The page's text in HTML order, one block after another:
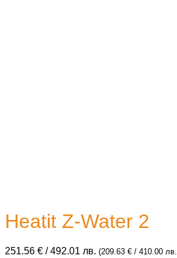
Heatit Z-Water 2
251.56 € / 492.01 лв. (209.63 € / 410.00 лв.